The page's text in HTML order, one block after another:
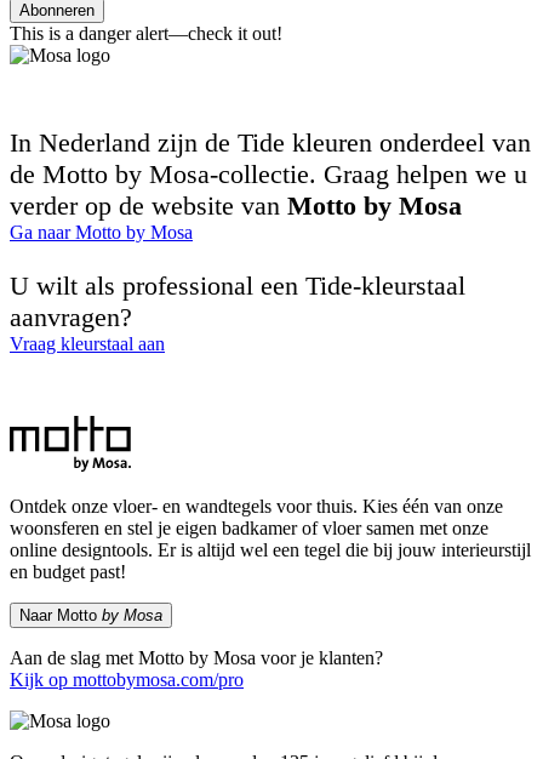
Abonneren
This is a danger alert—check it out!
In Nederland zijn de Tide kleuren onderdeel van
de Motto by Mosa-collectie. Graag helpen we u
verder op de website van Motto by Mosa
Ga naar Motto by Mosa
U wilt als professional een Tide-kleurstaal
aanvragen?
Vraag kleurstaal aan
Ontdek onze vloer- en wandtegels voor thuis. Kies één van onze
woonsferen en stel je eigen badkamer of vloer samen met onze
online designtools. Er is altijd wel een tegel die bij jouw interieurstijl
en budget past!
Naar Motto by Mosa
Aan de slag met Motto by Mosa voor je klanten?
Kijk op mottobymosa.com/pro